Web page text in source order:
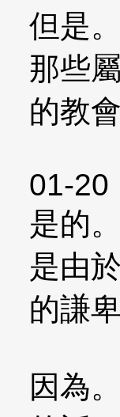
但是
那些
的教
01-20
是的
是由
的謙卑
因為